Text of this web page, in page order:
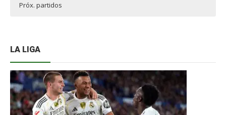
Próx. partidos
LA LIGA